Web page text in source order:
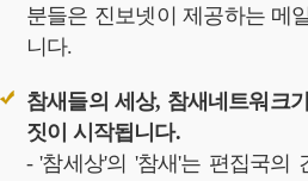
분들은 진보넷이 제공하는 메
니다.
참새들의 세상, 참새네트워크
짓이 시작됩니다.
- '참세상'의 '참새'는 편집국의